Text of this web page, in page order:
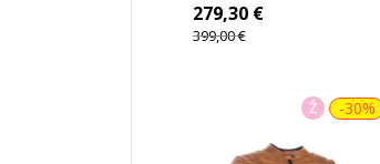
279,30 €
399,00€
Ž -30%